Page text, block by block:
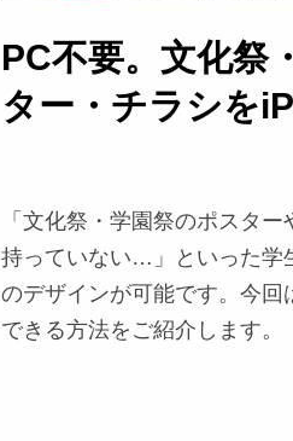
PC不要。文化祭
ター・チラシを
「文化祭・学園祭のポスタ
持っていない…」といった学
のデザインが可能です。今
できる方法をご紹介します。